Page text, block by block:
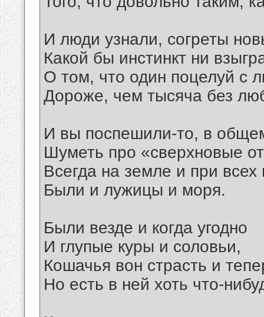
И люди узнали, согреты
Какой бы инстинкт ни
О том, что один поцелуй с
Дороже, чем тысяча без
И вы поспешили-то, в
Шуметь про «сверхновые
Всегда на земле и при всех
Были и лужицы и моря.
Были везде и когда угодно
И глупые куры и соловьи,
Кошачья вон страсть и
Но есть в ней хоть что-